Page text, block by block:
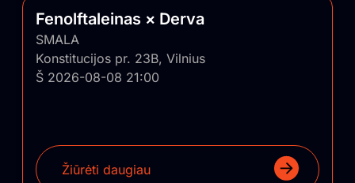
Fenolftaleinas × Derva
SMALA
Konstitucijos pr. 23B, Vilnius
Š 2026-08-08 21:00
Žiūrėti daugiau